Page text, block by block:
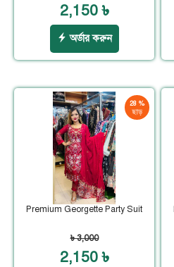
2,150 ৳
অর্ডার করুন
28 %
ছাড়
Premium Georgette Party Suit
৳ 3,000
2,150 ৳